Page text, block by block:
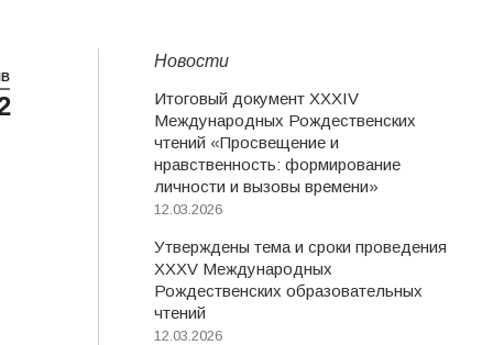
Новости
Итоговый документ XXХIV
Международных Рождественских
чтений «Просвещение и
нравственность: формирование
личности и вызовы времени»
12.03.2026
Утверждены тема и сроки проведения
XXXV Международных
Рождественских образовательных
чтений
12.03.2026